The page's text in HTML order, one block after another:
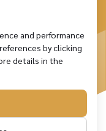
and performance
by clicking
details in the